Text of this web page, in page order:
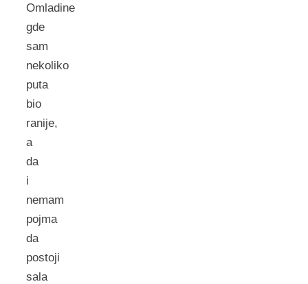
Omladine
gde
sam
nekoliko
puta
bio
ranije,
a
da
i
nemam
pojma
da
postoji
sala